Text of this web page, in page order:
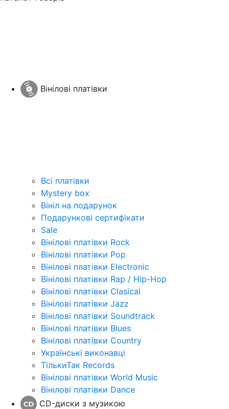
Вінілові платівки
Всі платівки
Mystery box
Вініл на подарунок
Подарункові сертифікати
Sale
Вінілові платівки Rock
Вінілові платівки Pop
Вінілові платівки Electronic
Вінілові платівки Rap / Hip-Hop
Вінілові платівки Clasical
Вінілові платівки Jazz
Вінілові платівки Soundtrack
Вінілові платівки Blues
Вінілові платівки Country
Українські виконавці
ТількиТак Records
Вінілові платівки World Music
Вінілові платівки Dance
CD-диски з музикою